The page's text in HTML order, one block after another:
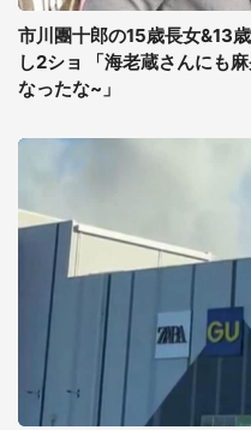
市川團十郎の15歳長女&13
し2ショ 「海老蔵さんにも
なったな~」